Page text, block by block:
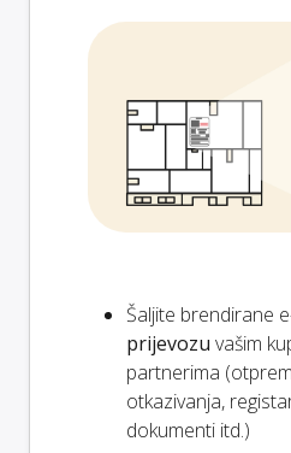
Šaljite brendirane
prijevozu vašim
partnerima
otkazivanja,
dokumenti itd.)